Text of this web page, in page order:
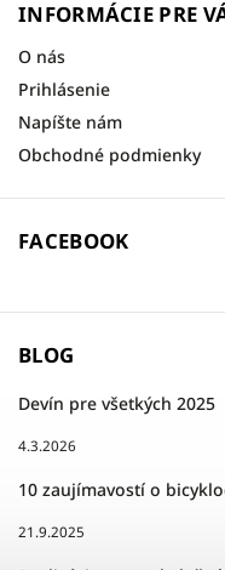
INFORMÁCIE PRE
O nás
Prihlásenie
Napíšte nám
Obchodné podmienky
FACEBOOK
BLOG
Devín pre všetkých 2025
4.3.2026
10 zaujímavostí o
21.9.2025